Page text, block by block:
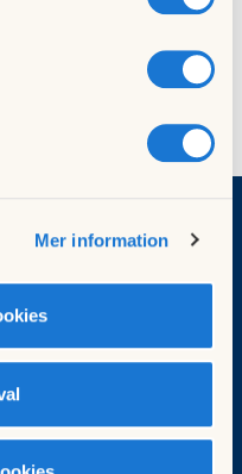
Mer information